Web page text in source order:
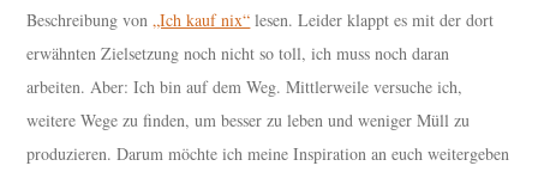
Beschreibung von„Ich kauf nix“ lesen. Leider klappt es mit der dort
erwähnten Zielsetzung noch nicht so toll, ich muss noch daran
arbeiten. Aber: Ich bin auf dem Weg. Mittlerweile versuche ich,
weitere Wege zu finden, um besser zu leben und weniger Müll zu
produzieren. Darum möchte ich meine Inspiration an euch weitergeben